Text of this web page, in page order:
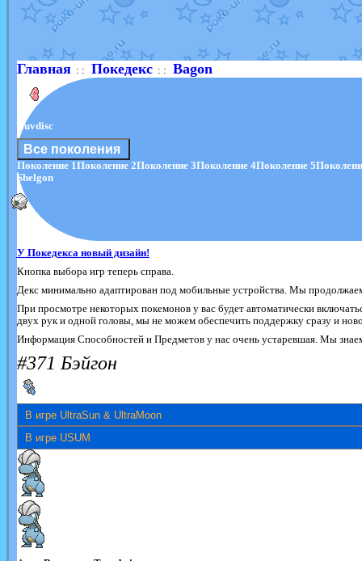
Главная: : Покедекс: : Bagon
Luvdisc
Все поколения
Поколение 1Поколение 2Поколение 3Поколение 4Поколение 5
Shelgon
У Покедекса новый дизайн!
Кнопка выбора игр теперь справа.
Декс минимально адаптирован под мобильные устройства. Мы продолжаем
При просмотре некоторых покемонов у вас будет автоматически
двух рук и одной головы, мы не можем обеспечить поддержку сразу и
Информация Способностей и Предметов у нас очень устаревшая. Мы
#371 Бэйгон